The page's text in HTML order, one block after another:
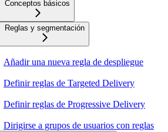
Conceptos básicos
Reglas y segmentación
Añadir una nueva regla de despliegue
Definir reglas de Targeted Delivery
Definir reglas de Progressive Delivery
Dirigirse a grupos de usuarios con reglas